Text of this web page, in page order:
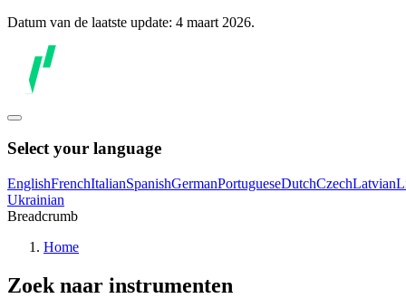
Datum van de laatste update: 4 maart 2026.
Select your language
EnglishFrenchItalianSpanishGermanPortugueseDutchCzechLatvian
Ukrainian
Breadcrumb
Home
Zoek naar instrumenten